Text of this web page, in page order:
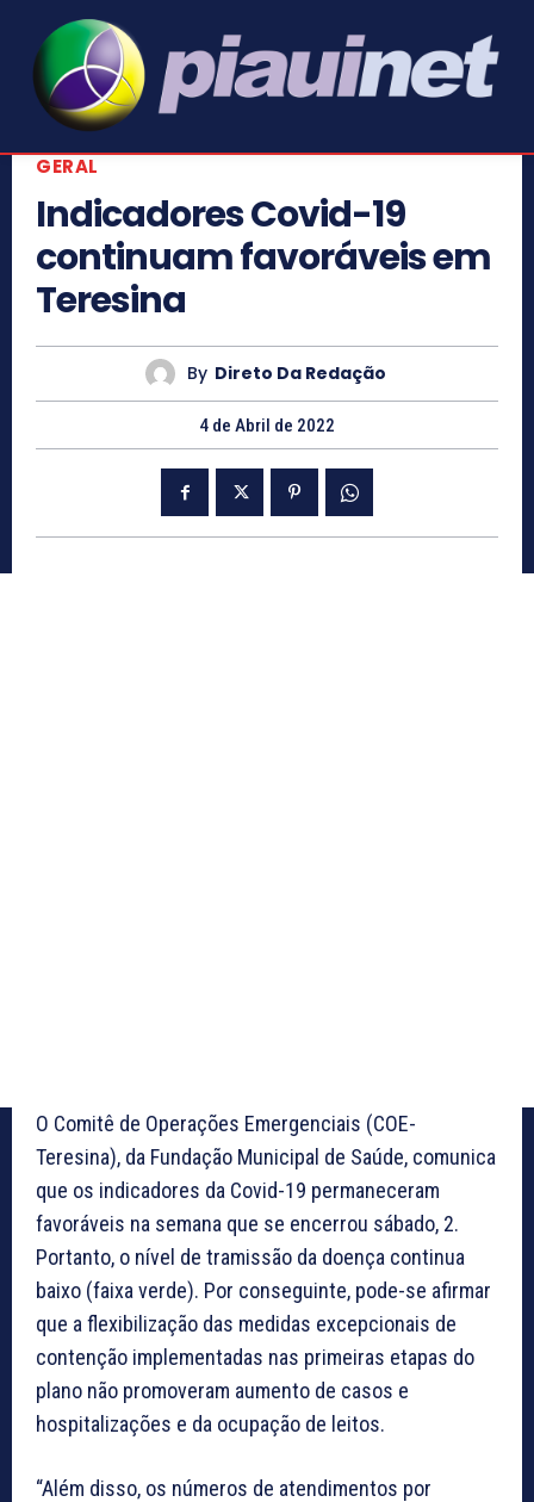
GERAL
Indicadores Covid-19
continuam favoráveis em
Teresina
By Direto Da Redação
4 de Abril de 2022
O Comitê de Operações Emergenciais (COE-
Teresina), da Fundação Municipal de Saúde, comunica
que os indicadores da Covid-19 permaneceram
favoráveis na semana que se encerrou sábado, 2.
Portanto, o nível de tramissão da doença continua
baixo (faixa verde). Por conseguinte, pode-se afirmar
que a flexibilização das medidas excepcionais de
contenção implementadas nas primeiras etapas do
plano não promoveram aumento de casos e
hospitalizações e da ocupação de leitos.
“Além disso, os números de atendimentos por